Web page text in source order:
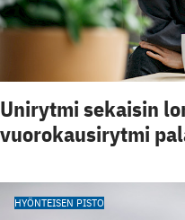
Unirytmi sekaisin
vuorokausirytmi
HYÖNTEISEN PISTO